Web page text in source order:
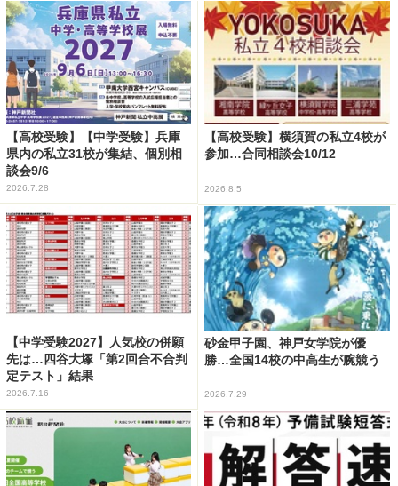
【高校受験】【中学受験】兵庫
県内の私立31校が集結、個別相
談会9/6
2026.7.28
【高校受験】横須賀の私立4校が
参加…合同相談会10/12
2026.8.5
【中学受験2027】人気校の併願
先は…四谷大塚「第2回合不合判
定テスト」結果
2026.7.16
砂金甲子園、神戸女学院が優
勝…全国14校の中高生が腕競う
2026.7.29